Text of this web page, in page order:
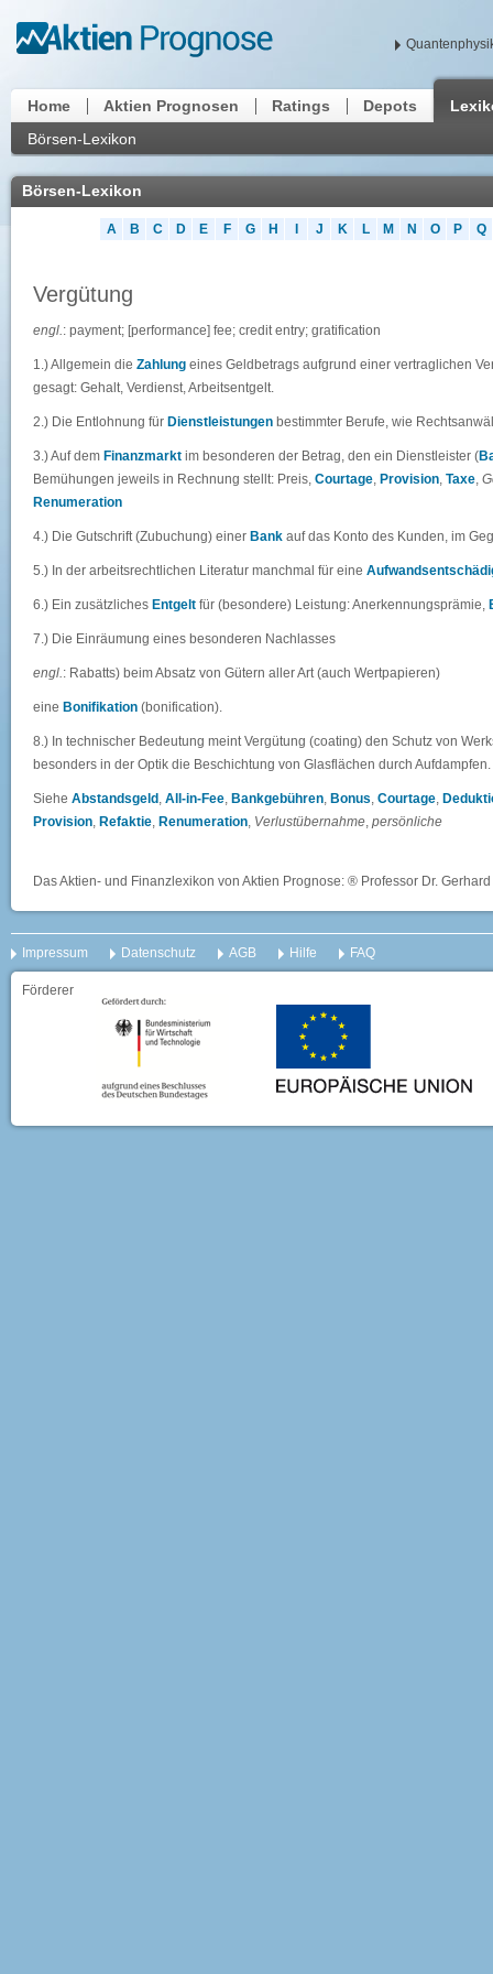
Home Aktien Prognosen Ratings Depots
Börsen-Lexikon
Börsen-Lexikon
A B C D E F G H J K L M N O P Q
Vergütung
engl.: payment; [performance] fee; credit entry; gratification
1.) Allgemein die Zahlung eines Geldbetrags aufgrund einer vertraglichen
gesagt: Gehalt, Verdienst, Arbeitsentgelt.
2.) Die Entlohnung für Dienstleistungen bestimmter Berufe, wie
3.) Auf dem Finanzmarkt im besonderen der Betrag, den ein Dienstleister (
Bemühungen jeweils in Rechnung stellt: Preis, Courtage, Provision, Taxe,
Renumeration
4.) Die Gutschrift (Zubuchung) einer Bank auf das Konto des Kunden, im
5.) In der arbeitsrechtlichen Literatur manchmal für eine
6.) Ein zusätzliches Entgelt für (besondere) Leistung: Anerkennungsprämie,
7.) Die Einräumung eines besonderen Nachlasses
engl.: Rabatts) beim Absatz von Gütern aller Art (auch Wertpapieren)
eine Bonifikation (bonification).
8.) In technischer Bedeutung meint Vergütung (coating) den Schutz von
besonders in der Optik die Beschichtung von Glasflächen durch Aufdampfen.
Siehe Abstandsgeld , All-in-Fee, Bankgebühren, Bonus, Courtage,
Provision, Refaktie, Renumeration, Verlustübernahme, persönliche
Das Aktien- und Finanzlexikon von Aktien Prognose: ® Professor Dr.
Impressum Datenschutz AGB Hilfe FAQ
Förderer